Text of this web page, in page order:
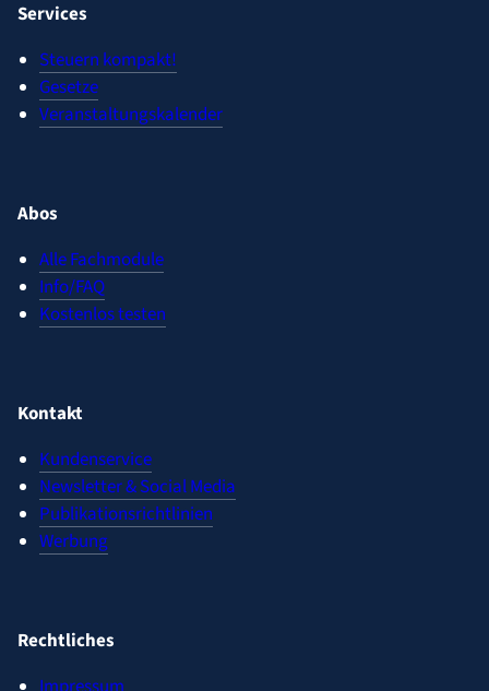
Services
Steuern kompakt!
Gesetze
Veranstaltungskalender
Abos
Alle Fachmodule
Info/FAQ
Kostenlos testen
Kontakt
Kundenservice
Newsletter & Social Media
Publikationsrichtlinien
Werbung
Rechtliches